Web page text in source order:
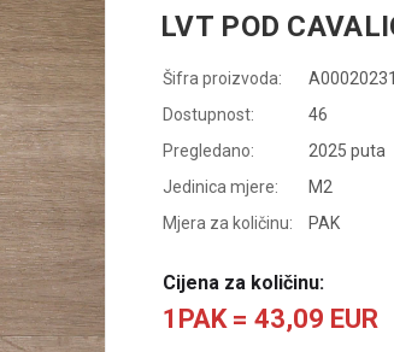
LVT POD
Šifra proizvoda:
Dostupnost:
46
Pregledano:
2025 puta
Jedinica mjere:
M2
Mjera za količinu:
PAK
Cijena za količinu:
1PAK = 43,09 EUR